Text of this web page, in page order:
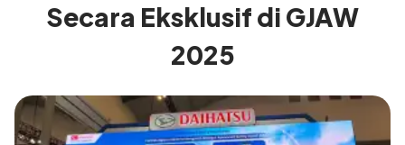
Secara Eksklusif di GJAW
2025